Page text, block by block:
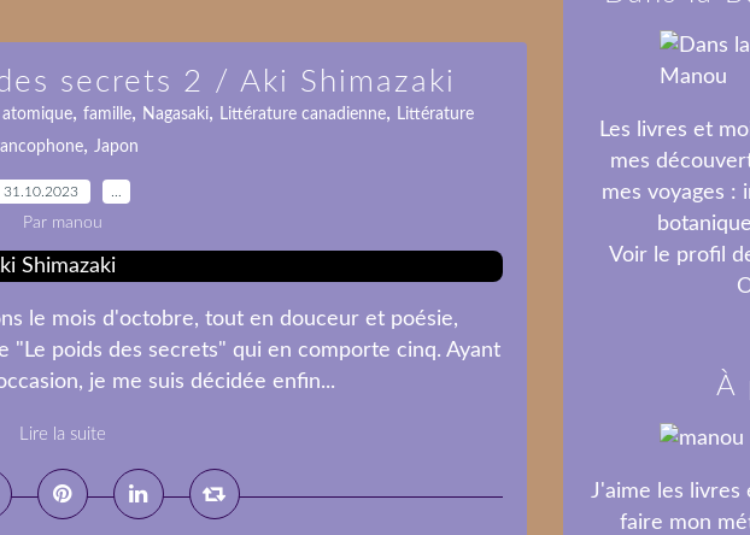
secrets 2 / Aki Shimazaki
, famille, Nagasaki, Littérature canadienne, Littérature
, Japon
31.10.2023
Par manou
le mois d'octobre, tout en douceur et poésie,
"Le poids des secrets" qui en comporte cinq. Ayant
je me suis décidée enfin...
Lire la suite
Les livres et
mes
mes voyages :
Voir le profil
À
J'aime les livres
faire mon